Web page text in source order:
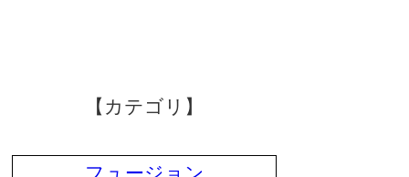
【カテゴリ】